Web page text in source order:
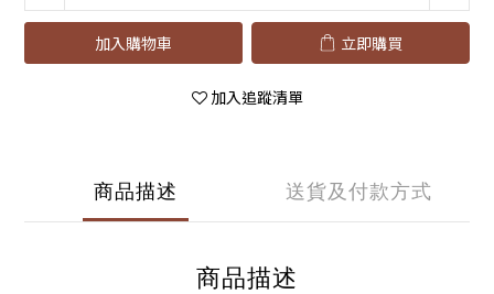
加入購物車 立即購買
加入追蹤清單
商品描述 送貨及付款方式
商品描述